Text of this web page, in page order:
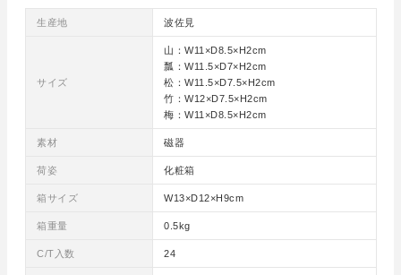
生産地 波佐見
サイズ
山：W11×D8.5×H2cm
瓢：W11.5×D7×H2cm
松：W11.5×D7.5×H2cm
竹：W12×D7.5×H2cm
梅：W11×D8.5×H2cm
素材 磁器
荷姿 化粧箱
箱サイズ W13×D12×H9cm
箱重量 0.5kg
C/T入数 24